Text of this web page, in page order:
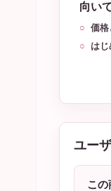
向い
価格
は
ユー
こ